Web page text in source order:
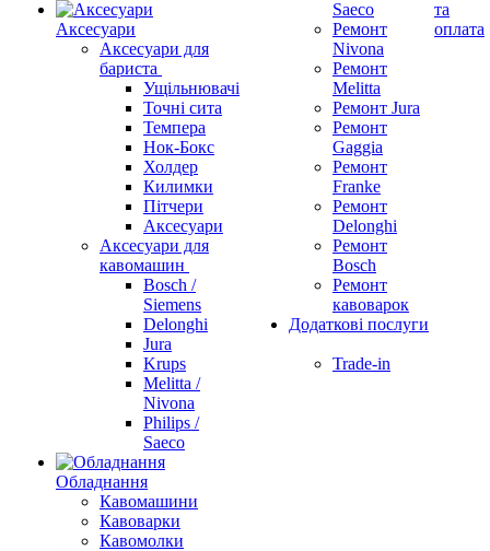
Аксесуари
Аксесуари для
бариста
Ущільнювачі
Точні сита
Темпера
Нок-Бокс
Холдер
Килимки
Пітчери
Аксесуари
Аксесуари для
кавомашин
Bosch /
Siemens
Delonghi
Jura
Krups
Melitta /
Nivona
Philips /
Saeco
Обладнання
Кавомашини
Кавоварки
Кавомолки
Saeco
Ремонт
Nivona
Ремонт
Melitta
Ремонт Jura
Ремонт
Gaggia
Ремонт
Franke
Ремонт
Delonghi
Ремонт
Bosch
Ремонт
кавоварок
Додаткові послуги
Trade-in
та
оплата